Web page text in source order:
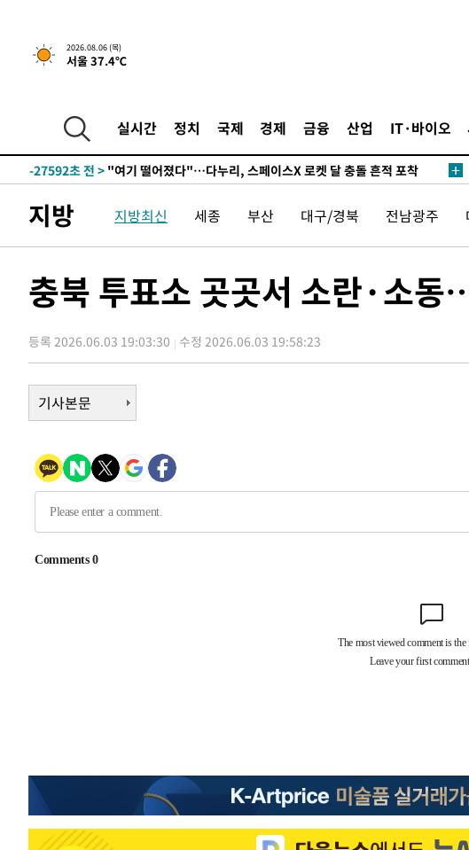
2026.08.06 (목)
서울 37.4℃
실시간 정치 국제 경제 금융 산업 IT·바이오
2시간 전 >[속보] 호르무즈 해협 이란-오만 협상 기대속 뉴욕증시 혼조 마감 다우
0.49%↑
-30198초 전 > [속보]코스닥, 800p 회복…0.26% 오른 801.67 마감
-29993초 전 >
[속보]원·달러 환율, 0.7원 내린 1423.8원 마감
-27592초 전 >
-24637초 전 > 손흥민, 5경기 연속골 실패…LAFC는 승부차기 끝 과달라하라 격파
-16875초 전 >
트럼프, 한국계 진보 주지사 후보 맹공…"공산주의가 최대 위협"
-16853초 전 >"美간섭에 합의 지연"…트럼프, '이란 호르무즈 통제권' 수용할까
-12070초 전 >[속보]경찰, '홍명보 선임 논란' 대한축구협회·축구회관 등 압수수
상
-11250초 전 >[속보]코스피 매도사이드카 발동…4%대 급락
-10522초 전 >[속보]전남광주 초대 시민추천 부시장에 백승주·윤난실
-8083초 전 >
-6650초 전 >[속보]코스닥, 2.15포인트(0.27%) 내린 797.44 출발
-3080초 전 > 6월 경상수지 497.3억 달러…두 달 연속 사상 최대
-3031초 전 >서울 낮 39도 '폭염중대경보'…40도 관측 가능성도
-393초 전 >미 워싱턴주 스포캔 시의 통제불능 3개 산불, 방화선 일부 구축
0.49%↑
-30198초 전 >
"여기 떨어졌다"…다누리, 스페이스X 로켓 달 충돌 흔적 포착
손흥민, 5경기 연속골 실패…LAFC는 승부차기 끝 과달라하라 격파
-12070초 전 >
[속보]경찰, '홍명보 선임 논란' 대한축구협회·축구회관 등 압수수
색
-11457초 전 >[속보]산업장관 "美무역법 제301조 과잉생산 결과 발표 8월 중 예
-11250초 전 >
[속보]코스피 매도사이드카 발동…4%대 급락
지방 지방최신 세종 부산 대구/경북 전남광주
충북 투표소 곳곳서 소란·소
등록 2026.06.03 19:03:30 수정 2026.06.03 19:58:23
기사본문